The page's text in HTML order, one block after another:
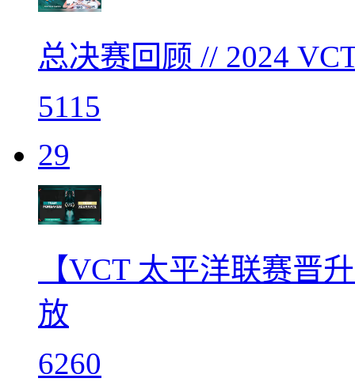
总决赛回顾 // 2024
5115
29
【VCT 太平洋联赛晋
放
6260